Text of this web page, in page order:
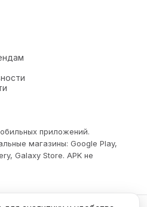
приложений.
магазины: Google Play,
Galaxy Store. APK не